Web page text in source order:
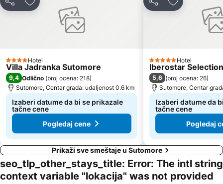
Lepetane
Stari Grad
Aerodrom Podgorica
Almara Beach
Mojito
Luka Bar
Skadarsko jezero - Schkodra
Deli Dodati u favorite
4 Zvezdice
Hotel
Villa Jadranka Sutomore
9,4 Odlično (broj ocena: 218)
Sutomore, Centar grada: udaljenost 0.6 km
Izaberi datume da bi se prikazale
tačne cene
Pogledaj cene
Deli Dodati u
5 Zvezdice
Hotel
Iberostar
5,6 (broj ocena: 26)
Sutomore, Centar
Izaberi datume da
tačne cene
Pogledaj
Prikaži sve smeštaje u Sutomore
seo_tlp_other_stays_title: Error: The intl string
context variable "lokacija" was not provided